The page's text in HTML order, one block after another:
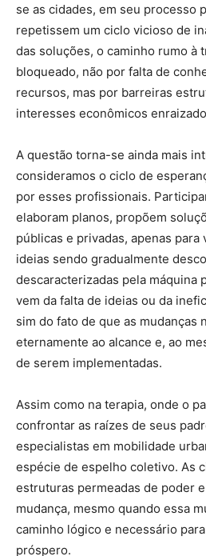
se as cidades, em seu processo
repetissem um ciclo vicioso de
das soluções, o caminho rumo à
bloqueado, não por falta de
recursos, mas por barreiras
interesses econômicos
A questão torna-se ainda mais
consideramos o ciclo de
por esses profissionais.
elaboram planos, propõem
públicas e privadas, apenas para
ideias sendo gradualmente
descaracterizadas pela máquina
vem da falta de ideias ou da
sim do fato de que as mudanças
eternamente ao alcance e, ao
de serem implementadas.
Assim como na terapia, onde o
confrontar as raízes de seus
especialistas em mobilidade
espécie de espelho coletivo. As
estruturas permeadas de poder
mudança, mesmo quando essa
caminho lógico e necessário
próspero.